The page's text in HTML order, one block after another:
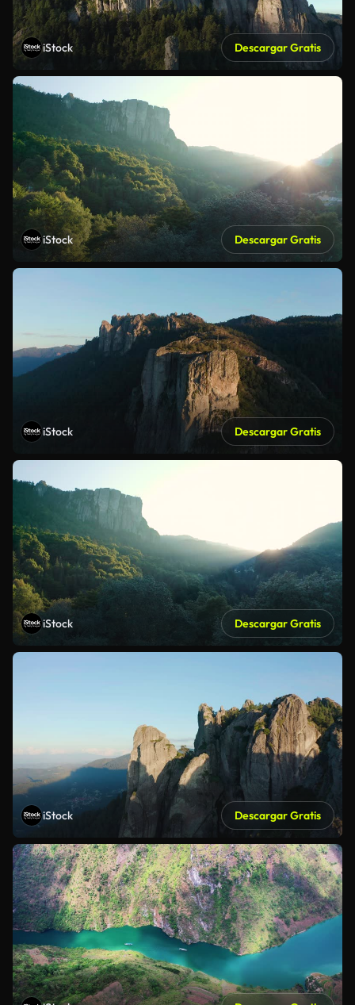
iStock Descargar Gratis
iStock Descargar Gratis
iStock Descargar Gratis
iStock Descargar Gratis
iStock Descargar Gratis